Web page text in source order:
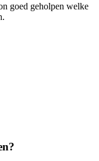
goed geholpen welke